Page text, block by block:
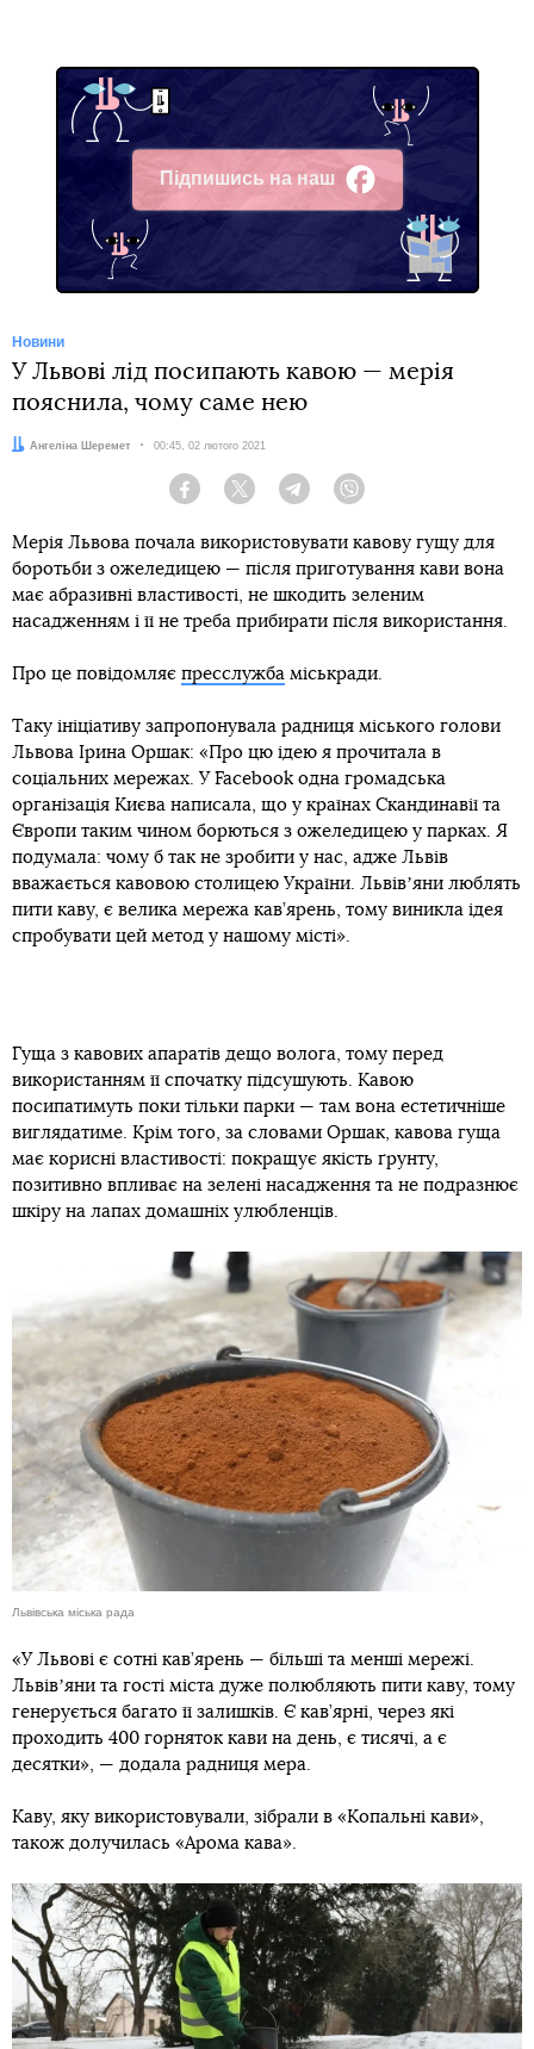
Підпишись на наш
Facebook
Новини
У Львові лід посипають кавою — мерія
пояснила, чому саме нею
Автор:
Ангеліна Шеремет Дата:
00:45, 02 лютого 2021
Facebook Twitter Telegram
Мерія Львова почала використовувати кавову гущу для
боротьби з ожеледицею — після приготування кави вона
має абразивні властивості, не шкодить зеленим
насадженням і її не треба прибирати після використання.
Про це повідомляє пресслужба міськради.
Таку ініціативу запропонувала радниця міського голови
Львова Ірина Оршак: «Про цю ідею я прочитала в
соціальних мережах. У Facebook одна громадська
організація Києва написала, що у країнах Скандинавії та
Європи таким чином борються з ожеледицею у парках. Я
подумала: чому б так не зробити у нас, адже Львів
вважається кавовою столицею України. Львівʼяни люблять
пити каву, є велика мережа кав’ярень, тому виникла ідея
спробувати цей метод у нашому місті».
Гуща з кавових апаратів дещо волога, тому перед
використанням її спочатку підсушують. Кавою
посипатимуть поки тільки парки — там вона естетичніше
виглядатиме. Крім того, за словами Оршак, кавова гуща
має корисні властивості: покращує якість ґрунту,
позитивно впливає на зелені насадження та не подразнює
шкіру на лапах домашніх улюбленців.
Львівська міська рада
«У Львові є сотні кав’ярень — більші та менші мережі.
Львівʼяни та гості міста дуже полюбляють пити каву, тому
генерується багато її залишків. Є кав’ярні, через які
проходить 400 горняток кави на день, є тисячі, а є
десятки», — додала радниця мера.
Каву, яку використовували, зібрали в «Копальні кави»,
також долучилась «Арома кава».